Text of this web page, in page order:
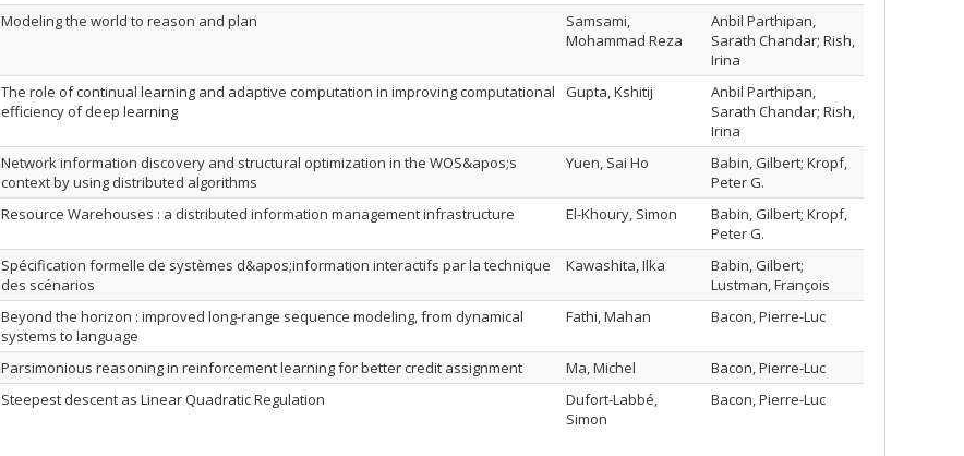
Modeling the world to reason and plan
Samsami,
Mohammad Reza
Anbil Parthipan,
Sarath Chandar; Rish,
Irina
The role of continual learning and adaptive computation in improving computational
efficiency of deep learning
Gupta, Kshitij
Anbil Parthipan,
Sarath Chandar; Rish,
Irina
Network information discovery and structural optimization in the WOS&apos;s
context by using distributed algorithms
Yuen, Sai Ho
Babin, Gilbert; Kropf,
Peter G.
Resource Warehouses : a distributed information management infrastructure El-Khoury, Simon
Babin, Gilbert; Kropf,
Peter G.
Spécification formelle de systèmes d&apos;information interactifs par la technique
des scénarios
Kawashita, Ilka
Babin, Gilbert;
Lustman, François
Beyond the horizon : improved long-range sequence modeling, from dynamical
systems to language
Fathi, Mahan Bacon, Pierre-Luc
Parsimonious reasoning in reinforcement learning for better credit assignment Ma, Michel
Bacon, Pierre-Luc
Steepest descent as Linear Quadratic Regulation
Dufort-Labbé,
Simon
Bacon, Pierre-Luc